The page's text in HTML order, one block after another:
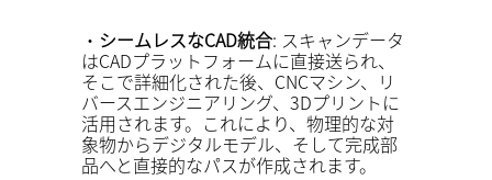
・ シームレスなCAD統合: スキャンデータ
はCADプラットフォームに直接送られ、
そこで詳細化された後、CNCマシン、リ
バースエンジニアリング、3Dプリントに
活用されます。これにより、物理的な対
象物からデジタルモデル、そして完成部
品へと直接的なパスが作成されます。